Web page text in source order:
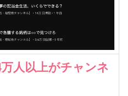
万人以上がチャンネ